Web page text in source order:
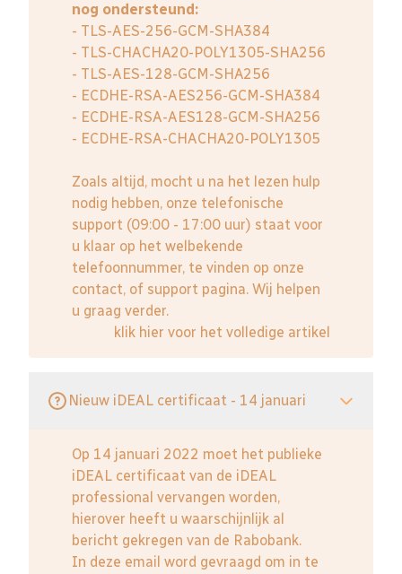
nog ondersteund:
- TLS-AES-256-GCM-SHA384
- TLS-CHACHA20-POLY1305-SHA256
- TLS-AES-128-GCM-SHA256
- ECDHE-RSA-AES256-GCM-SHA384
- ECDHE-RSA-AES128-GCM-SHA256
- ECDHE-RSA-CHACHA20-POLY1305
Zoals altijd, mocht u na het lezen hulp
nodig hebben, onze telefonische
support (09:00 - 17:00 uur) staat voor
u klaar op het welbekende
telefoonnummer, te vinden op onze
contact, of support pagina. Wij helpen
u graag verder.
klik hier voor het volledige artikel
Nieuw iDEAL certificaat - 14 januari
Op 14 januari 2022 moet het publieke
iDEAL certificaat van de iDEAL
professional vervangen worden,
hierover heeft u waarschijnlijk al
bericht gekregen van de Rabobank.
In deze email word gevraagd om in te